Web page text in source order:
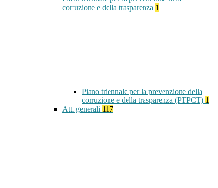
corruzione e della trasparenza 1
Piano triennale per la prevenzione della
corruzione e della trasparenza (PTPCT) 1
Atti generali 117